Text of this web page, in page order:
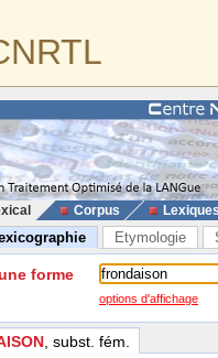
Corpus
Etymologie
forme
options d'affichage
, subst. fém.